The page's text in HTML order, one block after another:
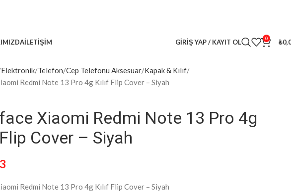
İLETIŞIM GIRIŞ YAP / KAYIT OL 0 ₺
Elektronik Telefon Cep Telefonu Aksesuar Kapak & Kılıf
Redmi Note 13 Pro 4g Kılıf Flip Cover – Siyah
Xiaomi Redmi Note 13 Pro 4g
Flip Cover – Siyah
Redmi Note 13 Pro 4g Kılıf Flip Cover – Siyah